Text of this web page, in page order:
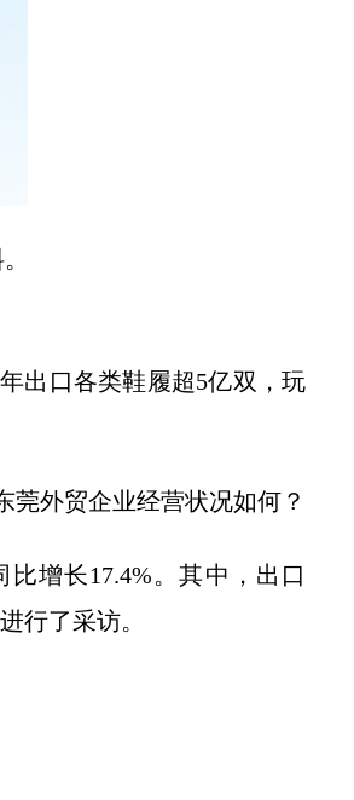
出口各类鞋履超5亿双，玩
外贸企业经营状况如何？
增长17.4%。其中，出口
行了采访。